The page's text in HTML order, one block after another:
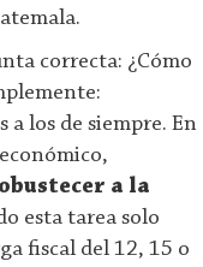
correcta: ¿Cómo
a los de siempre. En
a la
esta tarea solo
fiscal del 12, 15 o